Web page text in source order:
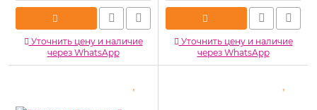
Уточнить цену и наличие
через WhatsApp
Уточнить цену и наличие
через WhatsApp